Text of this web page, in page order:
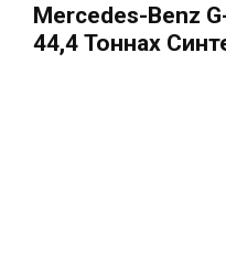
Mercedes-Benz
44,4 Тоннах